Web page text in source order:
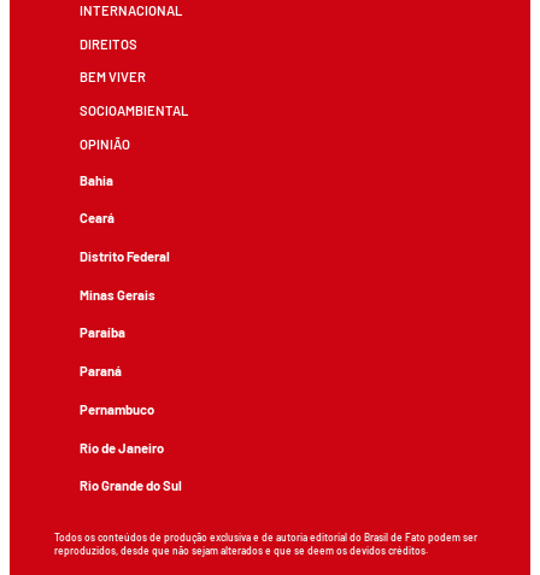
INTERNACIONAL
DIREITOS
BEM VIVER
SOCIOAMBIENTAL
OPINIÃO
Bahia
Ceará
Distrito Federal
Minas Gerais
Paraíba
Paraná
Pernambuco
Rio de Janeiro
Rio Grande do Sul
Todos os conteúdos de produção exclusiva e de autoria editorial do Brasil de Fato podem ser
reproduzidos, desde que não sejam alterados e que se deem os devidos créditos.